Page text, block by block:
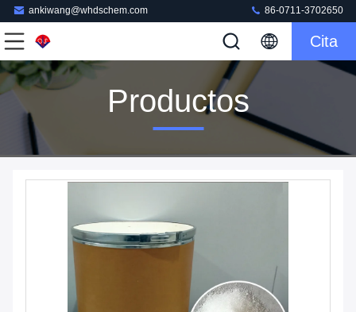
ankiwang@whdschem.com 86-0711-3702650
Cita
Productos